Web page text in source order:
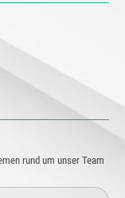
rund um unser Team